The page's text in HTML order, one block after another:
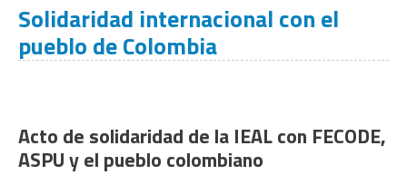
Solidaridad internacional con el
pueblo de Colombia
Acto de solidaridad de la IEAL con FECODE,
ASPU y el pueblo colombiano